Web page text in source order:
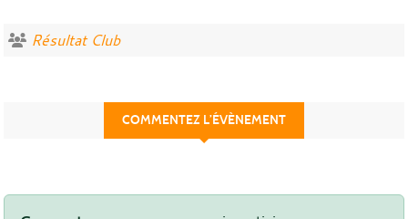
Résultat Club
COMMENTEZ L’ÉVÈNEMENT